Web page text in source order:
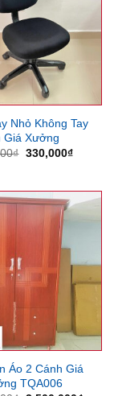
Nhỏ Không Tay
Giá Xưởng
₫ Giá
330,000₫Giá
Áo 2 Cánh Giá
TQA006